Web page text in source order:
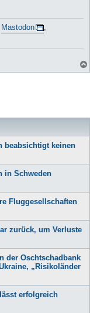
Mastodon
,
beabsichtigt keinen
in Schweden
Fluggesellschaften
zurück, um Verluste
der Oschtschadbank
„Risikoländer
erfolgreich